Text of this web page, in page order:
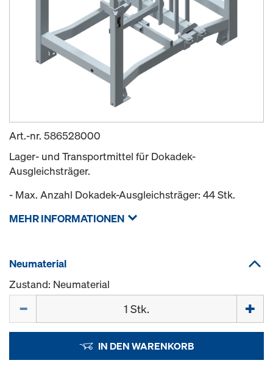
Art.-nr. 586528000
Lager- und Transportmittel für Dokadek-
Ausgleichsträger.
- Max. Anzahl Dokadek-Ausgleichsträger: 44 Stk.
MEHR INFORMATIONEN
Neumaterial
Zustand: Neumaterial
IN DEN WARENKORB